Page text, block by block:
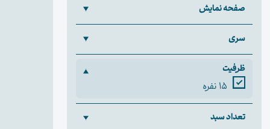
صفحه نمایش
سری
ظرفیت
15 نفره
تعداد سبد